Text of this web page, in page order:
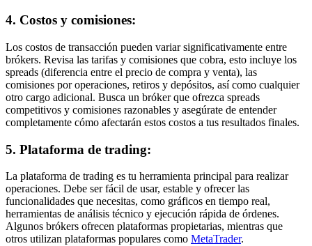
4. Costos y comisiones:
Los costos de transacción pueden variar significativamente entre
brókers. Revisa las tarifas y comisiones que cobra, esto incluye los
spreads (diferencia entre el precio de compra y venta), las
comisiones por operaciones, retiros y depósitos, así como cualquier
otro cargo adicional. Busca un bróker que ofrezca spreads
competitivos y comisiones razonables y asegúrate de entender
completamente cómo afectarán estos costos a tus resultados finales.
5. Plataforma de trading:
La plataforma de trading es tu herramienta principal para realizar
operaciones. Debe ser fácil de usar, estable y ofrecer las
funcionalidades que necesitas, como gráficos en tiempo real,
herramientas de análisis técnico y ejecución rápida de órdenes.
Algunos brókers ofrecen plataformas propietarias, mientras que
otros utilizan plataformas populares como MetaTrader.